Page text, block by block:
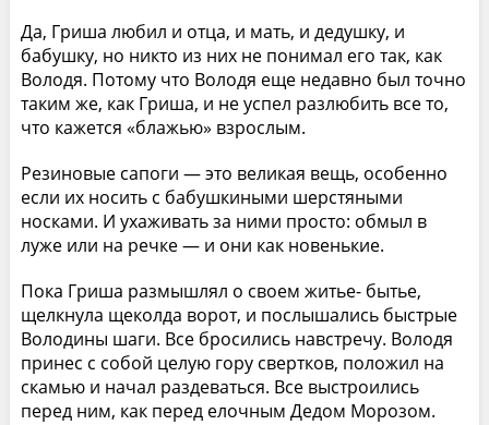
Да, Гриша любил и отца, и мать, и дедушку, и
бабушку, но никто из них не понимал его так, как
Володя. Потому что Володя еще недавно был точно
таким же, как Гриша, и не успел разлюбить все то,
что кажется «блажью» взрослым.
Резиновые сапоги — это великая вещь, особенно
если их носить с бабушкиными шерстяными
носками. И ухаживать за ними просто: обмыл в
луже или на речке — и они как новенькие.
Пока Гриша размышлял о своем житье- бытье,
щелкнула щеколда ворот, и послышались быстрые
Володины шаги. Все бросились навстречу. Володя
принес с собой целую гору свертков, положил на
скамью и начал раздеваться. Все выстроились
перед ним, как перед елочным Дедом Морозом.